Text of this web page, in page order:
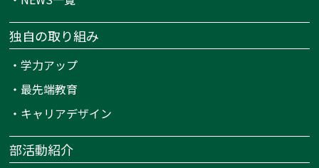
独自の取り組み
・学力アップ
・最先端教育
・ キャリアデザイン
部活動紹介